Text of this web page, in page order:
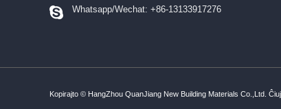
Whatsapp/Wechat: +86-13133917276
Kopirajto © HangZhou QuanJiang New Building Materials Co.,Ltd.